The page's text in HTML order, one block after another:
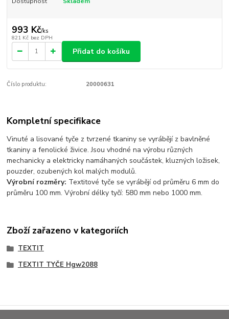
993 Kč/ks
821 Kč bez DPH
Přidat do košíku
Číslo produktu: 20000631
Kompletní specifikace
Vinuté a lisované tyče z tvrzené tkaniny se vyrábějí z bavlněné
tkaniny a fenolické živice. Jsou vhodné na výrobu různých
mechanicky a elektricky namáhaných součástek, kluzných ložisek,
pouzder, ozubených kol malých modulů.
Výrobní rozměry: Textitové tyče se vyrábějí od průměru 6 mm do
průměru 100 mm. Výrobní délky tyčí: 580 mm nebo 1000 mm.
Zboží zařazeno v kategoriích
TEXTIT
TEXTIT TYČE Hgw2088